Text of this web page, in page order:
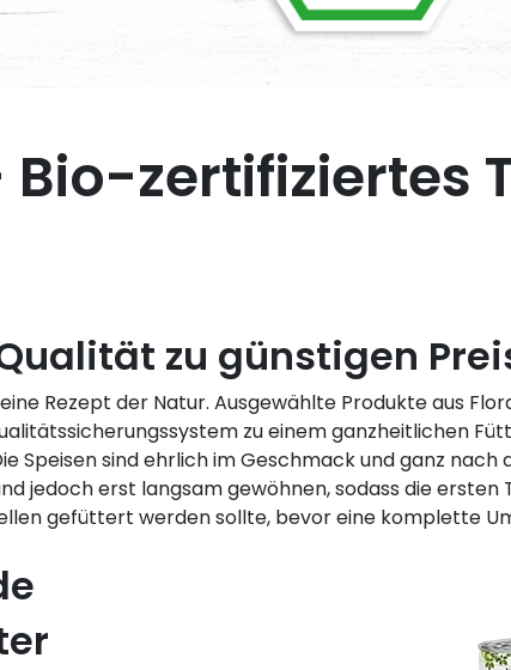
Bio-zertifiziertes
zu günstigen
Rezept der Natur. Ausgewählte Produkte aus
zu einem ganzheitlichen
Speisen sind ehrlich im Geschmack und ganz
jedoch erst langsam gewöhnen, sodass die ersten
gefüttert werden sollte, bevor eine komplette